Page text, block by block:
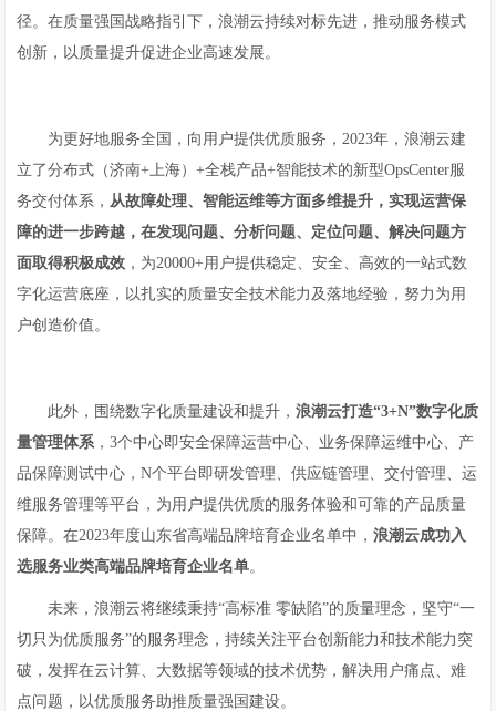
径。在质量强国战略指引下，浪潮云持续对标先进，推动服务模式
创新，以质量提升促进企业高速发展。
为更好地服务全国，向用户提供优质服务，2023年，浪潮云建
立了分布式（济南+上海）+全栈产品+智能技术的新型OpsCenter服
务交付体系， 从故障处理、智能运维等方面多维提升，实现运营保
障的进一步跨越，在发现问题、分析问题、定位问题、解决问题方
面取得积极成效 ，为20000+用户提供稳定、安全、高效的一站式数
字化运营底座，以扎实的质量安全技术能力及落地经验，努力为用
户创造价值。
此外，围绕数字化质量建设和提升，浪潮云打造“3+N”数字化质
量管理体系，3个中心即安全保障运营中心、业务保障运维中心、产
品保障测试中心，N个平台即研发管理、供应链管理、交付管理、运
维服务管理等平台，为用户提供优质的服务体验和可靠的产品质量
保障。在2023年度山东省高端品牌培育企业名单中，浪潮云成功入
选服务业类高端品牌培育企业名单。
未来，浪潮云将继续秉持“高标准 零缺陷”的质量理念，坚守“一
切只为优质服务”的服务理念，持续关注平台创新能力和技术能力突
破，发挥在云计算、大数据等领域的技术优势，解决用户痛点、难
点问题，以优质服务助推质量强国建设。